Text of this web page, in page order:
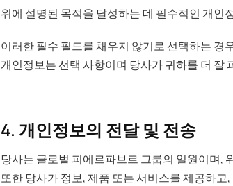
위에 설명된 목적을 달성하는 데 필수적인 개
이러한 필수 필드를 채우지 않기로 선택하는 경
개인정보는 선택 사항이며 당사가 귀하를 더 잘
4. 개인정보의 전달 및 전송
당사는 글로벌 피에르파브르 그룹의 일원이며,
또한 당사가 정보, 제품 또는 서비스를 제공하